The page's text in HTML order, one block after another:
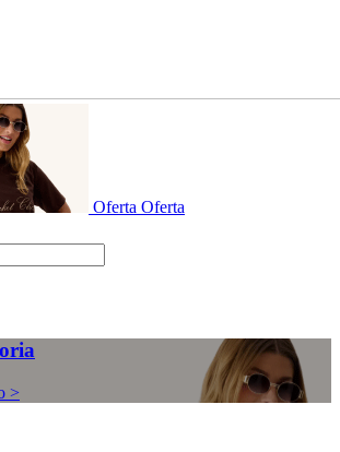
Oferta Oferta
>